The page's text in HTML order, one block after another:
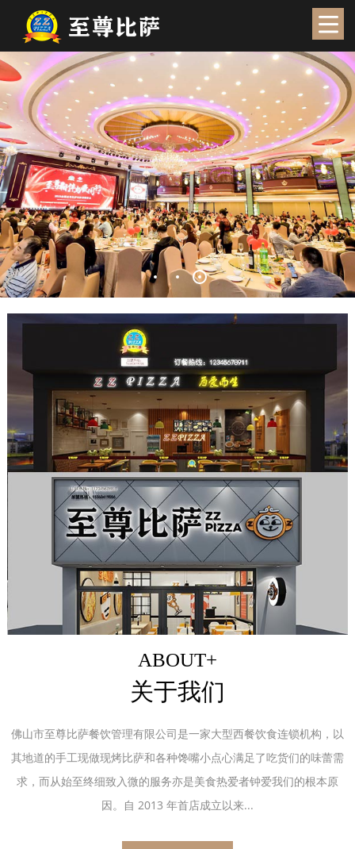
ABOUT+
关于我们
佛山市至尊比萨餐饮管理有限公司是一家大型西餐饮食连锁机构，以
其地道的手工现做现烤比萨和各种馋嘴小点心满足了吃货们的味蕾需
求，而从始至终细致入微的服务亦是美食热爱者钟爱我们的根本原
因。自 2013 年首店成立以来...